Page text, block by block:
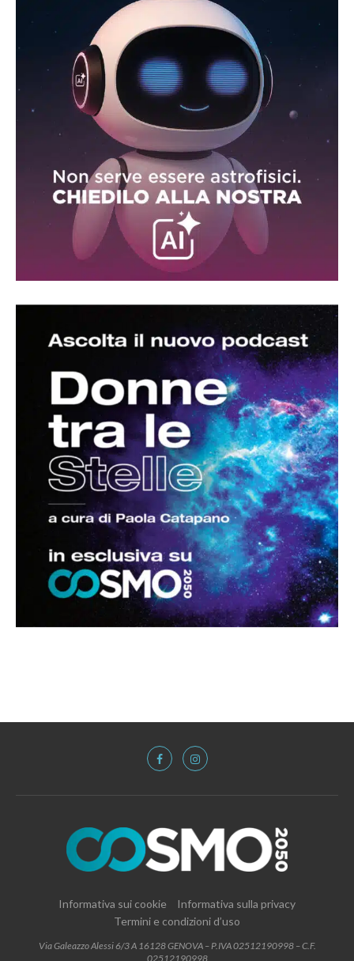
Informativa sui cookie
Informativa sulla privacy
Termini e condizioni d’uso
Via Galeazzo Alessi 6/3 A 16128 GENOVA – P.IVA 02512190998 – C.F.
02512190998